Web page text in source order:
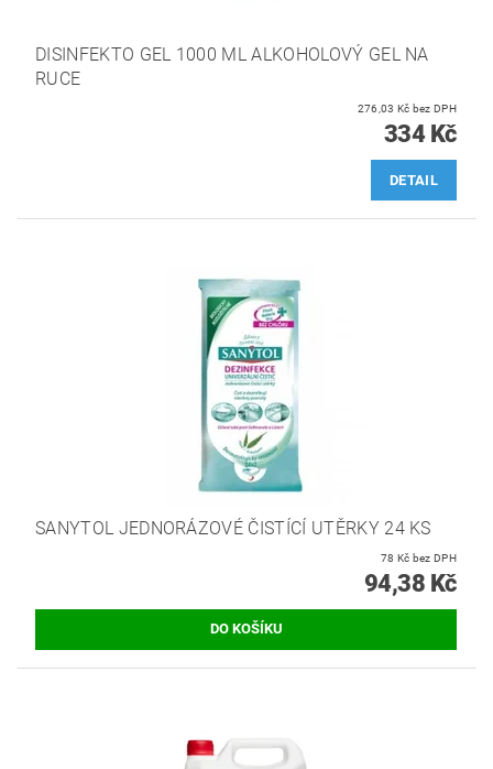
DISINFEKTO GEL 1000 ML ALKOHOLOVÝ GEL NA
RUCE
276,03 Kč bez DPH
334 Kč
DETAIL
SANYTOL JEDNORÁZOVÉ ČISTÍCÍ UTĚRKY 24 KS
78 Kč bez DPH
94,38 Kč